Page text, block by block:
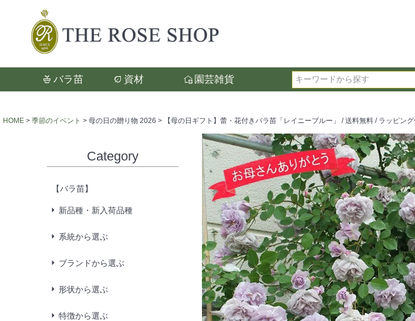
バラ苗 資材 園芸雑貨
検索
検索
選択した項目全てに該当す
タイプ、カラー、ブランド
HOME 季節のイベント 母の日の贈り物 2026 【母の日ギフト】蕾・花付きバラ苗「レイニーブルー」 / 送料無料 / ラッピ
Category
【バラ苗】
新品種・新入荷品種
系統から選ぶ
ブランドから選ぶ
形状から選ぶ
特徴から選ぶ